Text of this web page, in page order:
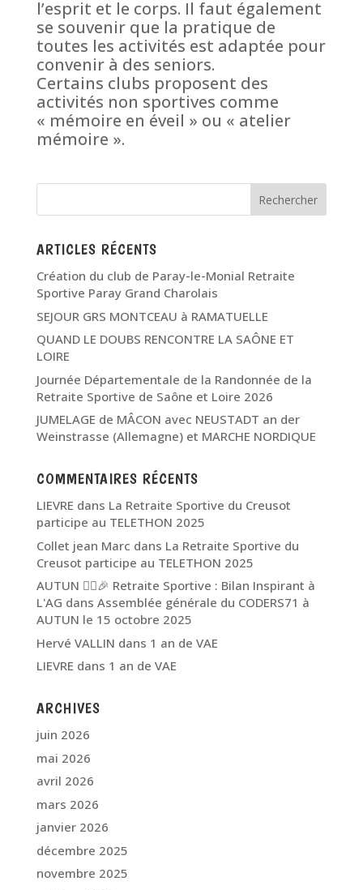
l’esprit et le corps. Il faut également
se souvenir que la pratique de
toutes les activités est adaptée pour
convenir à des seniors.
Certains clubs proposent des
activités non sportives comme
« mémoire en éveil » ou « atelier
mémoire ».
ARTICLES RÉCENTS
Création du club de Paray-le-Monial Retraite
Sportive Paray Grand Charolais
SEJOUR GRS MONTCEAU à RAMATUELLE
QUAND LE DOUBS RENCONTRE LA SAÔNE ET
LOIRE
Journée Départementale de la Randonnée de la
Retraite Sportive de Saône et Loire 2026
JUMELAGE de MÂCON avec NEUSTADT an der
Weinstrasse (Allemagne) et MARCHE NORDIQUE
COMMENTAIRES RÉCENTS
LIEVRE dans La Retraite Sportive du Creusot
participe au TELETHON 2025
Collet jean Marc dans La Retraite Sportive du
Creusot participe au TELETHON 2025
AUTUN 🏃‍♂️🎉 Retraite Sportive : Bilan Inspirant à
L'AG dans Assemblée générale du CODERS71 à
AUTUN le 15 octobre 2025
Hervé VALLIN dans 1 an de VAE
LIEVRE dans 1 an de VAE
ARCHIVES
juin 2026
mai 2026
avril 2026
mars 2026
janvier 2026
décembre 2025
novembre 2025